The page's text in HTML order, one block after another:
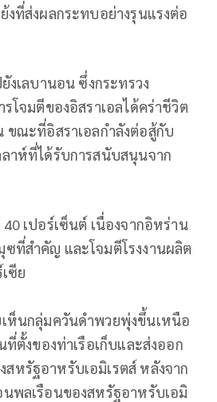
งที่ส่งผลกระทบอย่างรุนแรงต่อ
งเลบานอน ซึ่งกระทรวง
โจมตีของอิสราเอลได้คร่าชีวิต
ณะที่อิสราเอลกำลังต่อสู้กับ
าห์ที่ได้รับการสนับสนุนจาก
เปอร์เซ็นต์ เนื่องจากอิหร่าน
ที่สำคัญ และโจมตีโรงงานผลิต
ซีย
ห็นกลุ่มควันดำพวยพุ่งขึ้นเหนือ
ที่ตั้งของท่าเรือเก็บและส่งออก
หรัฐอาหรับเอมิเรตส์ หลังจาก
พลเรือนของสหรัฐอาหรับเอมิ